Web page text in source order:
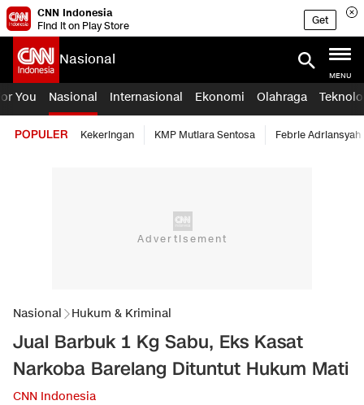
CNN Indonesia
Find it on Play Store
Get
Nasional
MENU
You Nasional Internasional Ekonomi Olahraga
POPULER Kekeringan KMP Mutiara Sentosa Febrie Adriansyah
Nasional Hukum & Kriminal
Jual Barbuk 1 Kg Sabu, Eks Kasat
Narkoba Barelang Dituntut Hukum Mati
CNN Indonesia